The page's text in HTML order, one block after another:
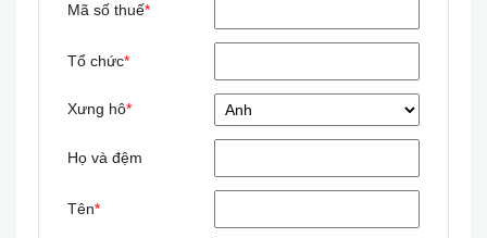
Mã số thuế*
Tổ chức*
Xưng hô*
Họ và đệm
Tên*